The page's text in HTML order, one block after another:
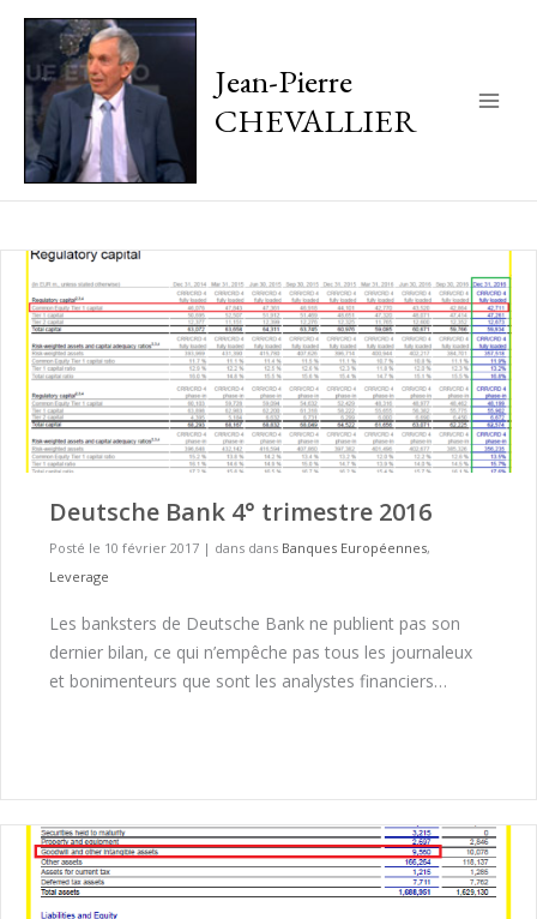
Jean-Pierre
CHEVALLIER
Deutsche Bank 4° trimestre 2016
Posté le 10 février 2017 | dans dans Banques Européennes,
Leverage
Les banksters de Deutsche Bank ne publient pas son
dernier bilan, ce qui n’empêche pas tous les journaleux
et bonimenteurs que sont les analystes financiers…